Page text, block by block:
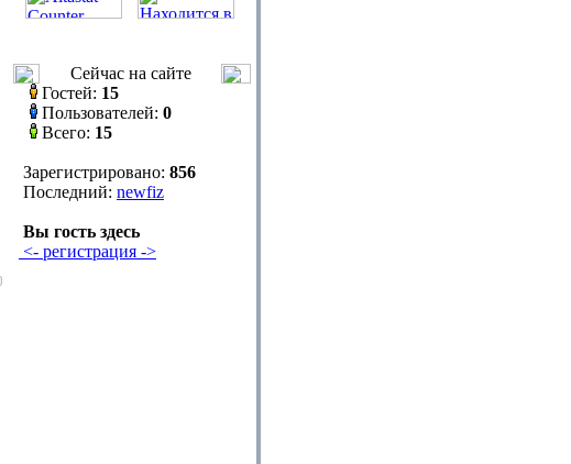
Сейчас на сайте
Гостей: 15
Пользователей: 0
Всего: 15
Зарегистрировано: 856
Последний: newfiz
Вы гость здесь
<- регистрация ->